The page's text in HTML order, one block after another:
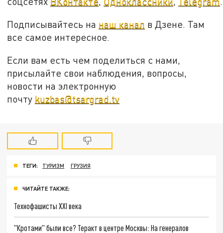
Подписывайтесь на наш канал в Дзене. Там
все самое интересное.
Если вам есть чем поделиться с нами,
присылайте свои наблюдения, вопросы,
новости на электронную
почту kuzbas@tsargrad.tv
ТЕГИ: ТУРИЗМ ГРУЗИЯ
ЧИТАЙТЕ ТАКЖЕ:
Технофашисты XXI века
"Кротами" были все? Теракт в центре Москвы: На генералов